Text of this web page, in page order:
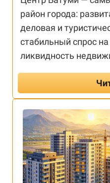
район города:
деловая и
стабильный спрос
ликвидность